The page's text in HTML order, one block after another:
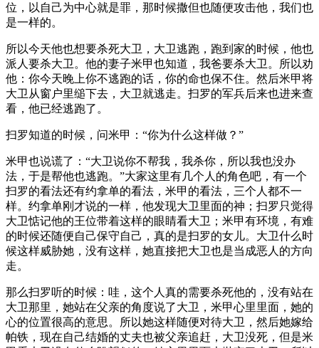
位，以自己为中心就是罪，那时候撒但也随便攻击他，我们也
是一样的。
所以今天他也想要杀死大卫，大卫逃跑，跑到家的时候，他也
派人要杀大卫。他的妻子米甲也知道，我爸要杀大卫。所以劝
他：你今天晚上你不逃跑的话，你的命也保不住。然后米甲将
大卫从窗户里缒下去，大卫就逃走。扫罗的军兵后来也进来查
看，他已经逃跑了。
扫罗知道的时候，问米甲：“你为什么这样做？”
米甲也说谎了：“大卫说你不帮我，我杀你，所以我也没办
法，于是帮他也逃跑。”大家这里有几个人的角色吧，有一个
扫罗的看法还有约拿单的看法，米甲的看法，三个人都不一
样。约拿单刚才说的一样，他发现大卫里面的神；扫罗只觉得
大卫惦记他的王位带着这样的眼睛看大卫；米甲有环境，有难
的时候还随便自己保守自己，真的是扫罗的女儿。大卫什么时
候这样威胁她，没有这样，她直接把大卫也是当成恶人的方向
走。
那么扫罗听的时候：哇，这个人真的需要杀死他的，没有站在
大卫那里，她站在父亲的角度说了大卫，米甲心里里面，她的
心的位置很高的意思。所以她这样随便对待大卫，然后她嫁给
帕铁，现在自己结婚的丈夫也被父亲追赶，大卫没死，但是米